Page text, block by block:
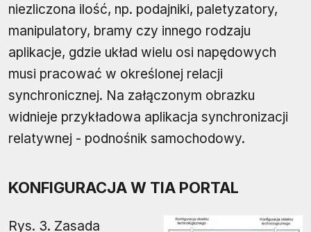
niezliczona ilość, np. podajniki, paletyzatory,
manipulatory, bramy czy innego rodzaju
aplikacje, gdzie układ wielu osi napędowych
musi pracować w określonej relacji
synchronicznej. Na załączonym obrazku
widnieje przykładowa aplikacja synchronizacji
relatywnej - podnośnik samochodowy.
KONFIGURACJA W TIA PORTAL
Rys. 3. Zasada